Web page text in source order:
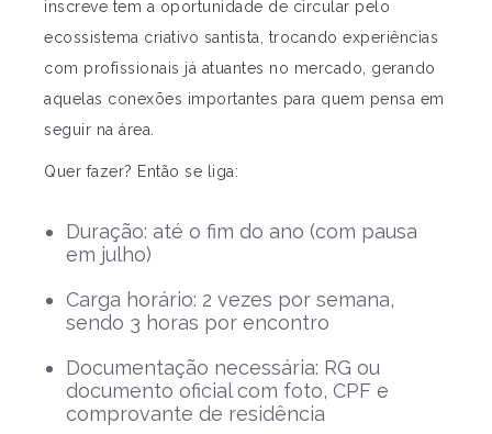
inscreve tem a oportunidade de circular pelo
ecossistema criativo santista, trocando experiências
com profissionais já atuantes no mercado, gerando
aquelas conexões importantes para quem pensa em
seguir na área.
Quer fazer? Então se liga:
Duração: até o fim do ano (com pausa
em julho)
Carga horário: 2 vezes por semana,
sendo 3 horas por encontro
Documentação necessária: RG ou
documento oficial com foto, CPF e
comprovante de residência